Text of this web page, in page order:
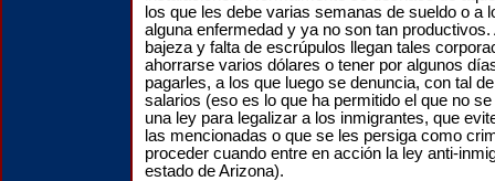
los que les debe varias semanas de sueldo o a
alguna enfermedad y ya no son tan productivos.
bajeza y falta de escrúpulos llegan tales
ahorrarse varios dólares o tener por algunos
pagarles, a los que luego se denuncia, con tal
salarios (eso es lo que ha permitido el que no
una ley para legalizar a los inmigrantes, que
las mencionadas o que se les persiga como
proceder cuando entre en acción la ley anti-
estado de Arizona).